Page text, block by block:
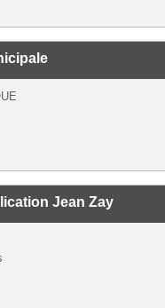
Jean Zay